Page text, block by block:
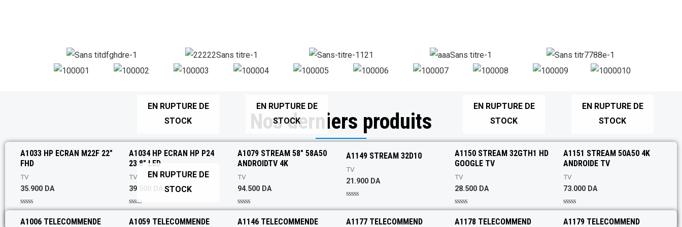
Nos derniers produits
A1033 HP ECRAN M22F 22″
FHD
TV
35.900 DA
R
a
t
EN RUPTURE DE
STOCK
A1034 HP ECRAN HP P24
23.8″ LED
TV
39.500 DA
R
a
t
EN RUPTURE DE
STOCK
A1079 STREAM 58″ 58A50
ANDROIDTV 4K
TV
94.500 DA
R
a
t
A1149 STREAM 32D10
TV
21.900 DA
a
t
e
EN RUPTURE DE
STOCK
A1150 STREAM 32GTH1 HD
GOOGLE TV
TV
28.500 DA
R
a
t
EN RUPTURE DE
STOCK
A1151 STREAM 50A50 4K
ANDROIDE TV
TV
73.000 DA
R
a
t
A1006 TELECOMMENDE
EN RUPTURE DE
STOCK
A1059 TELECOMMENDE
A1146 TELECOMMENDE
A1177 TELECOMMEND
A1178 TELECOMMEND
A1179 TELECOMMEND